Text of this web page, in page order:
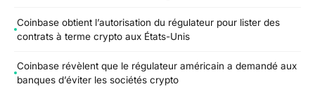
Coinbase obtient l’autorisation du régulateur pour lister des
contrats à terme crypto aux États-Unis
Coinbase révèlent que le régulateur américain a demandé aux
banques d’éviter les sociétés crypto